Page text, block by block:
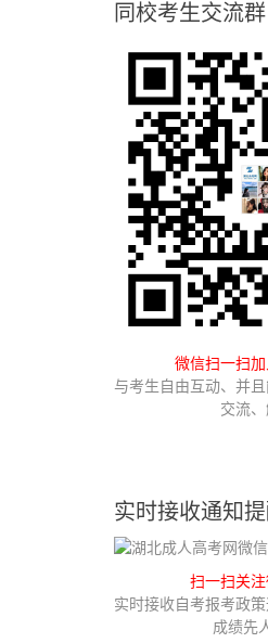
同校考生交流
微信扫一扫
与考生自由互动、并
交流、
实时接收通知
扫一扫关
实时接收自考报考政
成绩先